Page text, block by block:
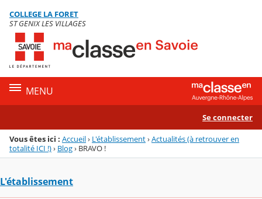
Menu de la rubrique
Contenu
COLLEGE LA FORET
ST GENIX LES VILLAGES
MENU
Se connecter
Vous êtes ici : Accueil› L'établissement›Actualités (à retrouver en
totalité ICI !)› Blog› BRAVO !
L'établissement